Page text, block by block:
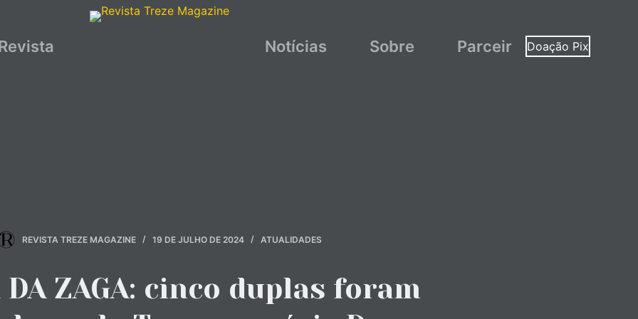
Notícias Sobre ParceirosDoação Pix
REVISTA TREZE MAGAZINE 19 DE JULHO DE 2024 ATUALIDADES
DA ZAGA: cinco duplas foram